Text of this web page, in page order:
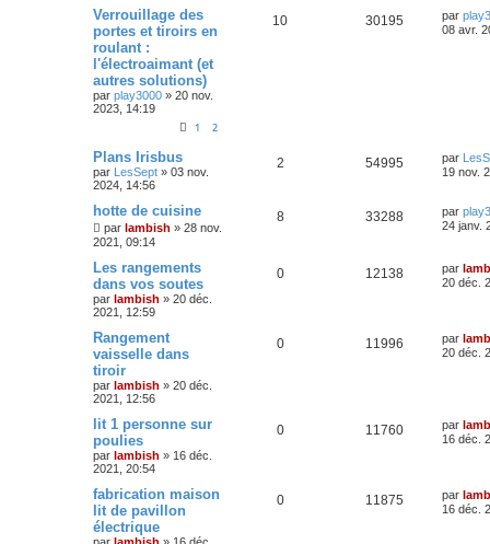
Verrouillage des
portes et tiroirs en
roulant :
l'électroaimant (et
autres solutions)
par play3000 » 20 nov.
2023, 14:19
1 2
10 30195 par
08 avr.
Plans Irisbus
par LesSept » 03 nov.
2024, 14:56
2 54995 par
19 nov.
hotte de cuisine
par lambish » 28 nov.
2021, 09:14
8 33288 par
24 janv.
Les rangements
dans vos soutes
par lambish » 20 déc.
2021, 12:59
0 12138 par
20 déc.
Rangement
vaisselle dans
tiroir
par lambish » 20 déc.
2021, 12:56
0 11996 par
20 déc.
lit 1 personne sur
poulies
par lambish » 16 déc.
2021, 20:54
0 11760 par
16 déc.
fabrication maison
lit de pavillon
électrique
0 11875 par
16 déc.